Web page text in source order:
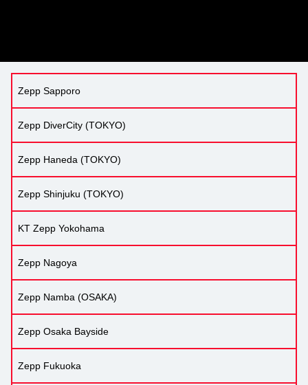
Zepp Sapporo
Zepp DiverCity (TOKYO)
Zepp Haneda (TOKYO)
Zepp Shinjuku (TOKYO)
KT Zepp Yokohama
Zepp Nagoya
Zepp Namba (OSAKA)
Zepp Osaka Bayside
Zepp Fukuoka